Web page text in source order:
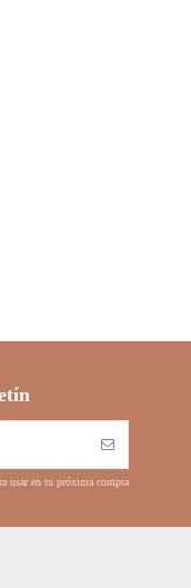
usar en tu próxima compra